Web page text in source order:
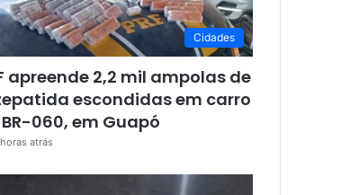
Cidades
apreende 2,2 mil ampolas de
escondidas em carro
060, em Guapó
atrás